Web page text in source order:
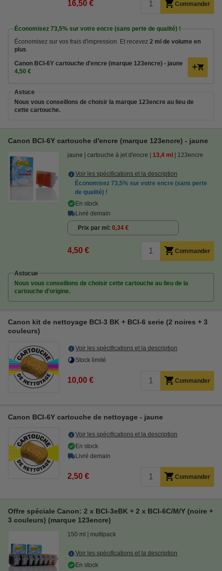
16,50 € Commander
Économisez 73,5% sur votre encre (sans perte de qualité) !
Économisez sur vos frais d'impression. Et recevez 2 ml de volume en
plus.
Canon BCI-6Y cartouche d'encre (marque 123encre) - jaune
4,50 €
Astuce
Nous vous conseillons de choisir la marque 123encre au lieu de
cette cartouche.
Canon BCI-6Y cartouche d'encre (marque 123encre) - jaune
jaune cartouche à jet d'encre 13,4 ml 123encre
Voir les spécifications et la description
Économisez 73,5% sur votre encre (sans perte
de qualité) !
En stock
Livré demain
Prix par ml 0,34 €
4,50 € Commander
Astucue
Nous vous conseillons de choisir cette cartouche au lieu de la
cartouche d'origine.
Canon kit de nettoyage BCI-3 BK + BCI-6 serie (2 noires + 3
couleurs)
Voir les spécifications et la description
Stock limité
10,00 € Commander
Canon BCI-6Y cartouche de nettoyage - jaune
Voir les spécifications et la description
En stock
Livré demain
2,50 € Commander
Offre spéciale Canon: 2 x BCI-3eBK + 2 x BCI-6C/M/Y (noire +
3 couleurs) (marque 123encre)
150 ml multipack
Voir les spécifications et la description
En stock